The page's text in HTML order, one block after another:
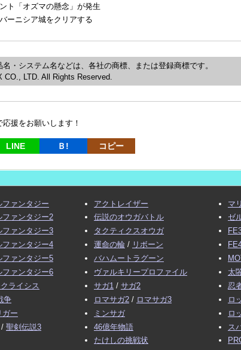
ト「オズマの懸念」が発生
ーニシア城をクリアする
・システム名などは、各社の商標、または登録商標です。
LTD. All Rights Reserved.
援をお願いします！
LINE Ｂ! コピー
ファンタジー
ファンタジー2
ファンタジー3
ファンタジー4
ファンタジー5
ファンタジー6
ライシス
争
ガー
/ 聖剣伝説3
アクトレイザー
伝説のオウガバトル
タクティクスオウガ
運命の輪 / リボーン
バハムートラグーン
ヴァルキリープロファイル
サガ1 / サガ2
ロマサガ2 / ロマサガ3
ミンサガ
46億年物語
たけしの挑戦状
マ
ゼ
太
忍
ロ
ロ
ス